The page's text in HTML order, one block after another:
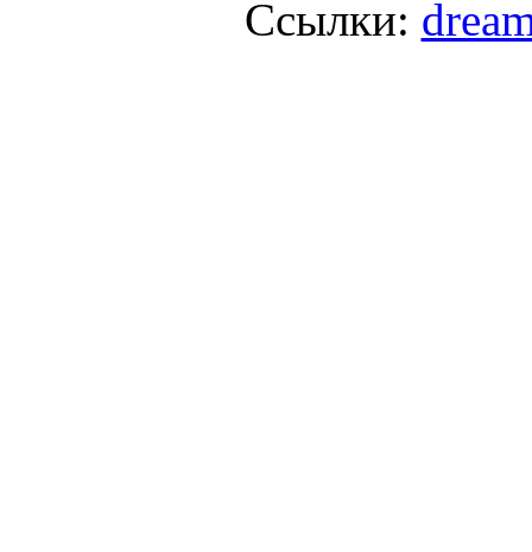
Ссылки: